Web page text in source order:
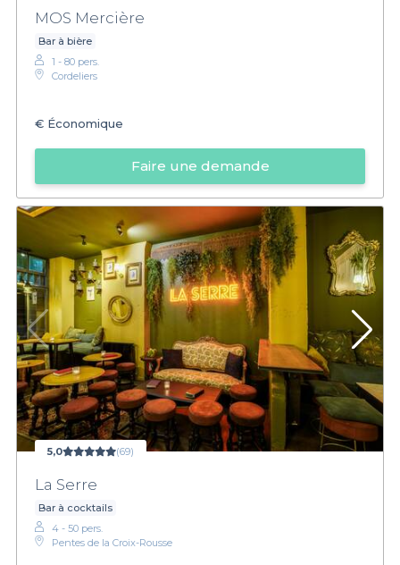
MOS Mercière
Bar à bière
1 - 80 pers.
Cordeliers
€ Économique
Faire une demande
5,0 (69)
La Serre
Bar à cocktails
4 - 50 pers.
Pentes de la Croix-Rousse